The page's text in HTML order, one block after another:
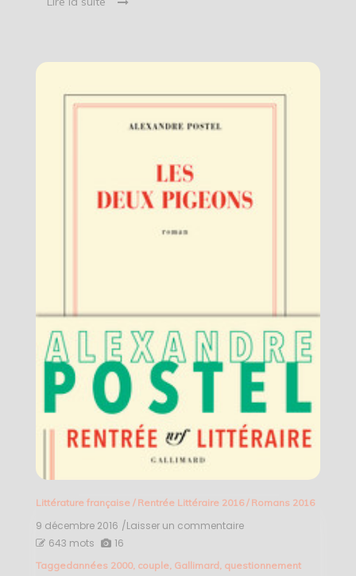
Littérature française/ Rentrée Littéraire 2016/ Romans 2016
9 décembre 2016 /Laisser un commentaireon
pigeons
643 mots 16
Taggedannées 2000, couple, Gallimard, questionnement